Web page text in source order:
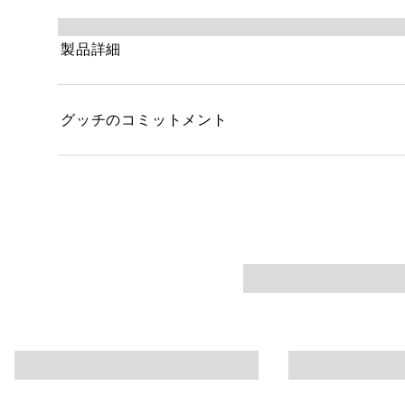
いは、型や制約にとらわれることなく自己を表現で
ッチのコレクションであることの証し。プレシャス
には、1950年代のヴィンテージプリントを思わせ
製品詳細
グッチのコミットメント